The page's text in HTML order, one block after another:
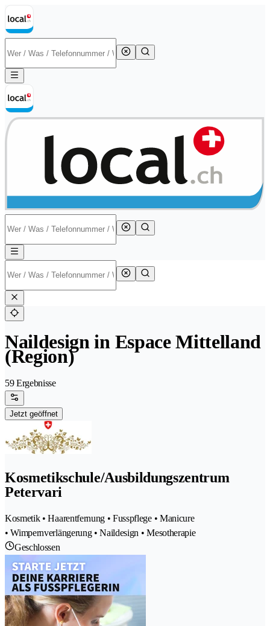
Naildesign in Espace Mittelland
(Region)
59 Ergebnisse
Jetzt geöffnet
Kosmetikschule/Ausbildungszentrum
Petervari
Kosmetik • Haarentfernung • Fusspflege • Manicure
• Wimpernverlängerung • Naildesign • Mesotherapie
Geschlossen